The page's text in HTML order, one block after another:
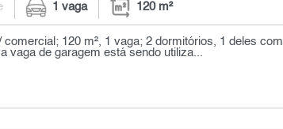
1 vaga 120 m²
120 m², 1 vaga; 2 dormitórios, 1 deles com
vaga de garagem está sendo utiliza...